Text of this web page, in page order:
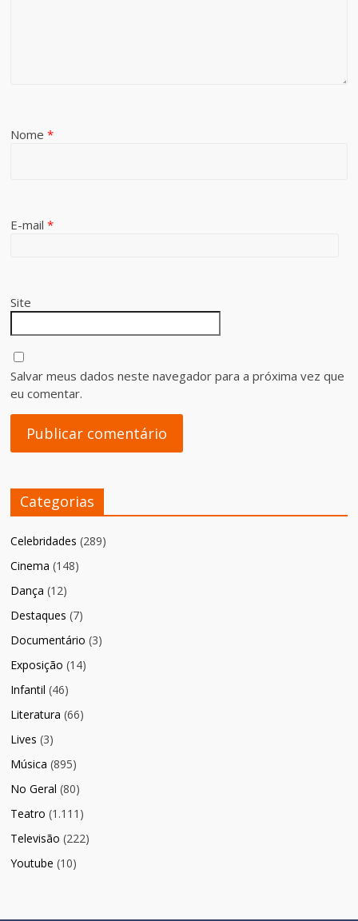
Nome*
E-mail*
Site
Salvar meus dados neste navegador para a próxima vez que
eu comentar.
Categorias
Celebridades (289)
Cinema (148)
Dança (12)
Destaques (7)
Documentário (3)
Exposição (14)
Infantil (46)
Literatura (66)
Lives (3)
Música (895)
No Geral (80)
Teatro (1.111)
Televisão (222)
Youtube (10)